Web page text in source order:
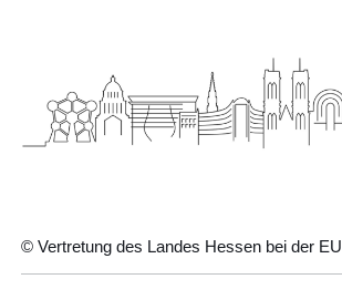
© Vertretung des Landes Hessen bei der EU